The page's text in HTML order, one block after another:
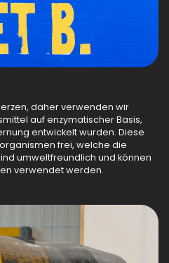
daher verwenden wir
auf enzymatischer Basis,
entwickelt wurden. Diese
frei, welche die
umweltfreundlich und können
verwendet werden.